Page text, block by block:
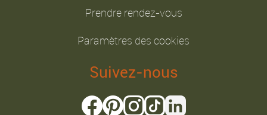
Prendre rendez-vous
Paramètres des cookies
Suivez-nous